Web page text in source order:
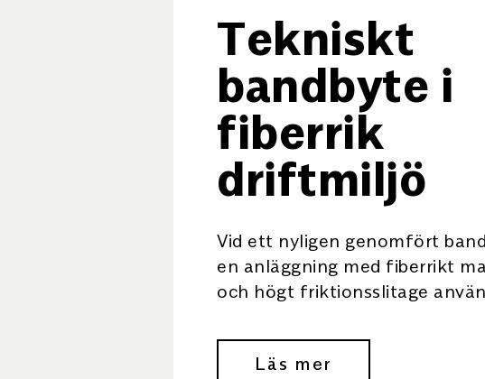
Tekniskt
bandbyte i
fiberrik
driftmiljö
Vid ett nyligen genomfört
en anläggning med fiberrikt
och högt friktionsslitage
inmatning och varmvulkning.
Bakgrund I […]
Läs mer